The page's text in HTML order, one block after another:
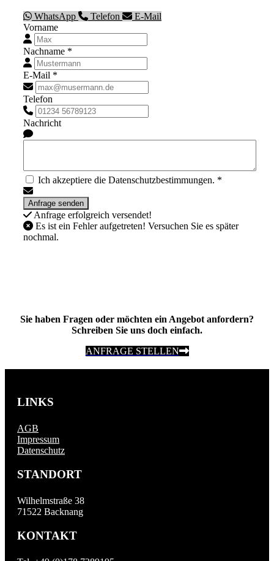
WhatsApp Telefon
E-Mail
Vorname
Nachname *
E-Mail *
Telefon
Nachricht
Ich akzeptiere die Datenschutzbestimmungen. *
Anfrage erfolgreich versendet!
Es ist ein Fehler aufgetreten! Versuchen Sie es später
nochmal.
Sie haben Fragen oder möchten ein Angebot anfordern?
Schreiben Sie uns doch einfach.
ANFRAGE STELLEN
LINKS
AGB
Impressum
Datenschutz
STANDORT
Wilhelmstraße 38
71522 Backnang
KONTAKT